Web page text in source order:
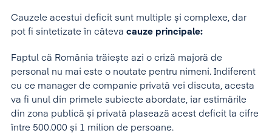
Cauzele acestui deficit sunt multiple și complexe, dar
pot fi sintetizate în câteva cauze principale:
Faptul că România trăiește azi o criză majoră de
personal nu mai este o noutate pentru nimeni. Indiferent
cu ce manager de companie privată vei discuta, acesta
va fi unul din primele subiecte abordate, iar estimările
din zona publică și privată plasează acest deficit la cifre
între 500.000 și 1 milion de persoane.